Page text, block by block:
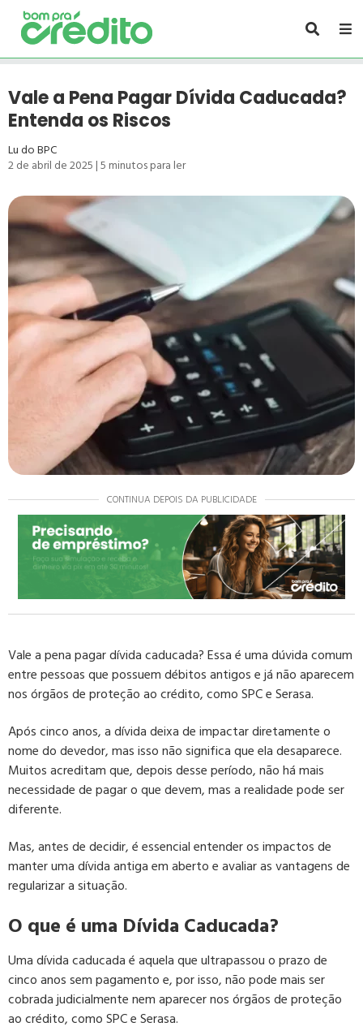
Vale a Pena Pagar Dívida Caducada?
Entenda os Riscos
Lu do BPC
2 de abril de 2025|5minutos para ler
CONTINUA DEPOIS DA PUBLICIDADE
Vale a pena pagar dívida caducada? Essa é uma dúvida comum
entre pessoas que possuem débitos antigos e já não aparecem
nos órgãos de proteção ao crédito, como SPC e Serasa.
Após cinco anos, a dívida deixa de impactar diretamente o
nome do devedor, mas isso não significa que ela desaparece.
Muitos acreditam que, depois desse período, não há mais
necessidade de pagar o que devem, mas a realidade pode ser
diferente.
Mas, antes de decidir, é essencial entender os impactos de
manter uma dívida antiga em aberto e avaliar as vantagens de
regularizar a situação.
O que é uma Dívida Caducada?
Uma dívida caducada é aquela que ultrapassou o prazo de
cinco anos sem pagamento e, por isso, não pode mais ser
cobrada judicialmente nem aparecer nos órgãos de proteção
ao crédito, como SPC e Serasa.